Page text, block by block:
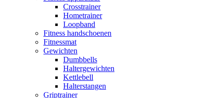
Crosstrainer
Hometrainer
Loopband
Fitness handschoenen
Fitnessmat
Gewichten
Dumbbells
Haltergewichten
Kettlebell
Halterstangen
Griptrainer